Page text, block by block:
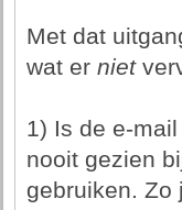
Met dat
wat er niet
1) Is de e-
nooit gezien
gebruiken. Zo